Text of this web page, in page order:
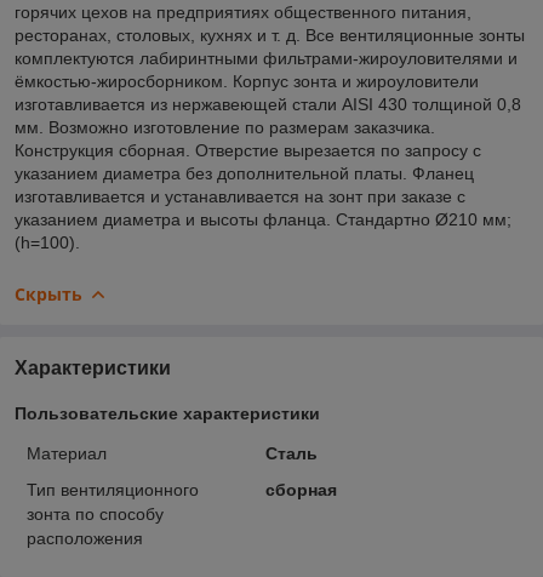
горячих цехов на предприятиях общественного питания,
ресторанах, столовых, кухнях и т. д. Все вентиляционные зонты
комплектуются лабиринтными фильтрами-жироуловителями и
ёмкостью-жиросборником. Корпус зонта и жироуловители
изготавливается из нержавеющей стали AISI 430 толщиной 0,8
мм. Возможно изготовление по размерам заказчика.
Конструкция сборная. Отверстие вырезается по запросу с
указанием диаметра без дополнительной платы. Фланец
изготавливается и устанавливается на зонт при заказе с
указанием диаметра и высоты фланца. Стандартно Ø210 мм;
(h=100).
Скрыть
Характеристики
Пользовательские характеристики
Материал
Сталь
Тип вентиляционного
зонта по способу
расположения
сборная